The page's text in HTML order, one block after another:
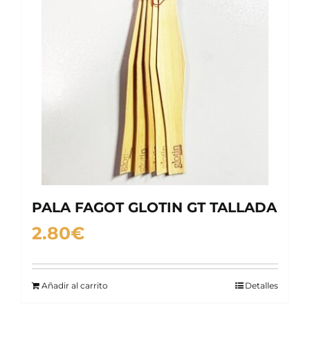
PALA FAGOT GLOTIN GT TALLADA
2.80€
Añadir al carrito Detalles